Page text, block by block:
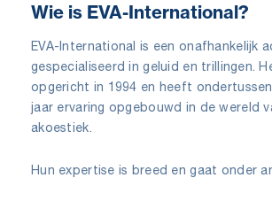
Wie is EVA-International?
EVA-International is een onafhankelijk
gespecialiseerd in geluid en trillingen.
opgericht in 1994 en heeft
jaar ervaring opgebouwd in de wereld
akoestiek.
Hun expertise is breed en gaat onder